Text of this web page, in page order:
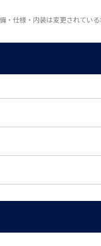
仕様・内装は変更されている